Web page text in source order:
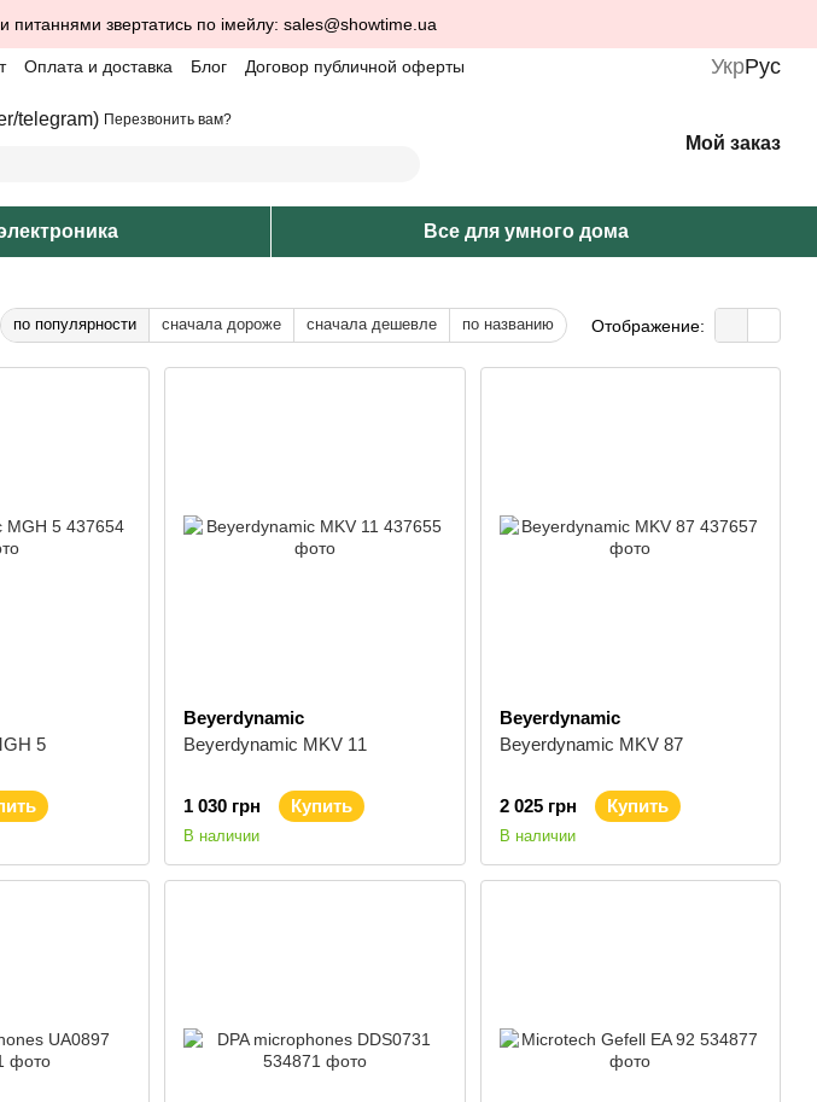
питаннями звертатись по імейлу: sales@showtime.ua
Оплата и доставка Блог Договор публичной оферты УкрРус
telegram) Перезвонить вам?
Мой заказ
Все для умного дома
по популярности сначала дороже сначала дешевле по названию Отображение:
5
Beyerdynamic
Beyerdynamic MKV 11
1 030 грн Купить
В наличии
Beyerdynamic
Beyerdynamic MKV 87
2 025 грн Купить
В наличии